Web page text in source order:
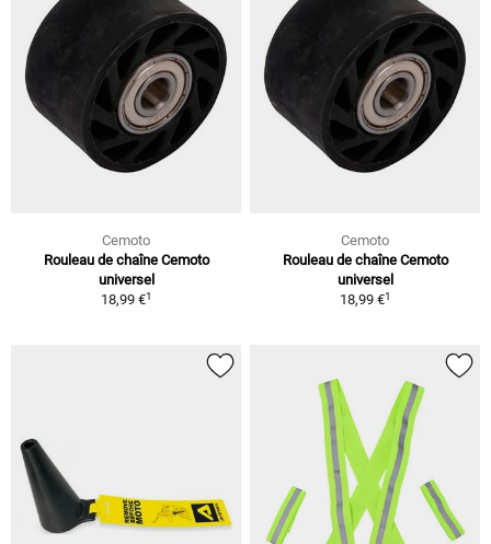
Cemoto
Rouleau de chaîne Cemoto
universel
18,99 €1
Cemoto
Rouleau de chaîne Cemoto
universel
18,99 €1